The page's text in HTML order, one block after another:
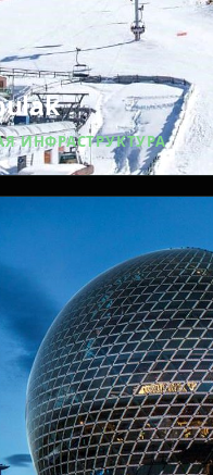
ИНФРАСТРУКТУРА